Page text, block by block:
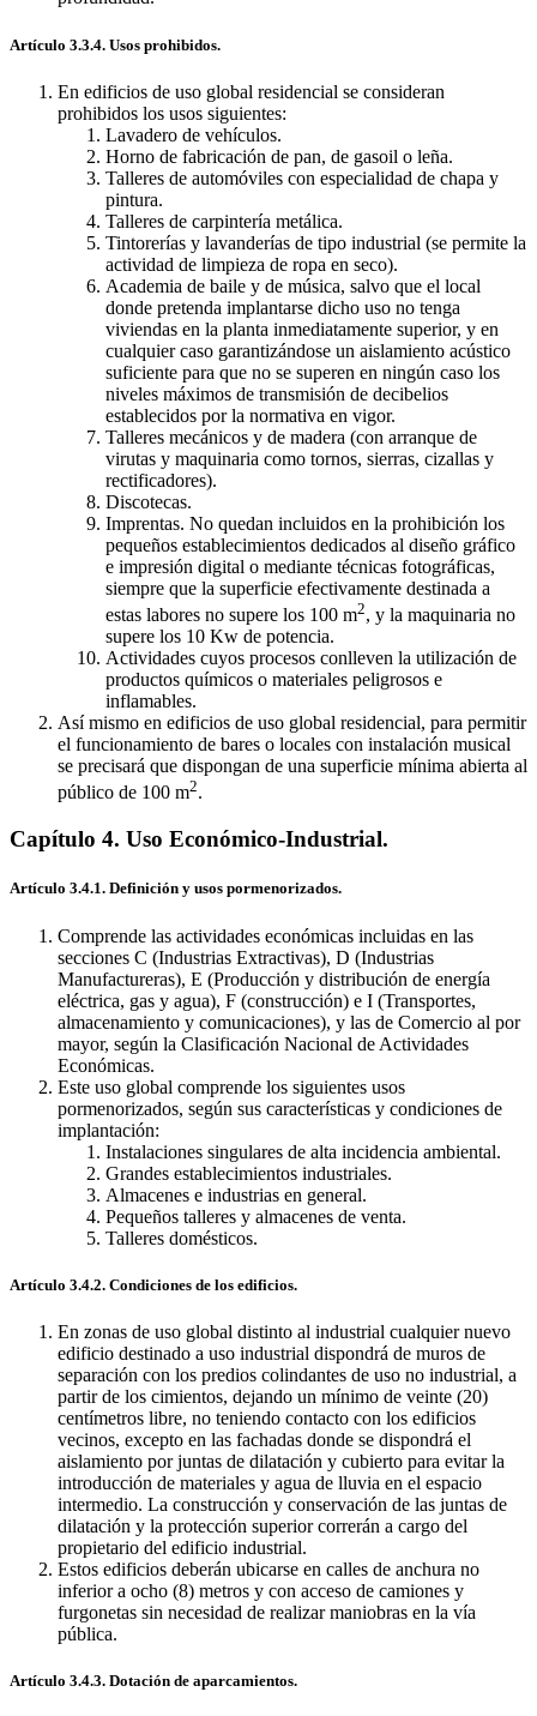
Artículo 3.3.4. Usos prohibidos.
En edificios de uso global residencial se consideran
prohibidos los usos siguientes:
Lavadero de vehículos.
Horno de fabricación de pan, de gasoil o leña.
Talleres de automóviles con especialidad de chapa y
pintura.
Talleres de carpintería metálica.
Tintorerías y lavanderías de tipo industrial (se permite la
actividad de limpieza de ropa en seco).
Academia de baile y de música, salvo que el local
donde pretenda implantarse dicho uso no tenga
viviendas en la planta inmediatamente superior, y en
cualquier caso garantizándose un aislamiento acústico
suficiente para que no se superen en ningún caso los
niveles máximos de transmisión de decibelios
establecidos por la normativa en vigor.
Talleres mecánicos y de madera (con arranque de
virutas y maquinaria como tornos, sierras, cizallas y
rectificadores).
Discotecas.
Imprentas. No quedan incluidos en la prohibición los
pequeños establecimientos dedicados al diseño gráfico
e impresión digital o mediante técnicas fotográficas,
siempre que la superficie efectivamente destinada a
estas labores no supere los 100 m2, y la maquinaria no
supere los 10 Kw de potencia.
Actividades cuyos procesos conlleven la utilización de
productos químicos o materiales peligrosos e
inflamables.
Así mismo en edificios de uso global residencial, para permitir
el funcionamiento de bares o locales con instalación musical
se precisará que dispongan de una superficie mínima abierta al
público de 100 m2.
Capítulo 4. Uso Económico-Industrial.
Artículo 3.4.1. Definición y usos pormenorizados.
Comprende las actividades económicas incluidas en las
secciones C (Industrias Extractivas), D (Industrias
Manufactureras), E (Producción y distribución de energía
eléctrica, gas y agua), F (construcción) e I (Transportes,
almacenamiento y comunicaciones), y las de Comercio al por
mayor, según la Clasificación Nacional de Actividades
Económicas.
Este uso global comprende los siguientes usos
pormenorizados, según sus características y condiciones de
implantación:
Instalaciones singulares de alta incidencia ambiental.
Grandes establecimientos industriales.
Almacenes e industrias en general.
Pequeños talleres y almacenes de venta.
Talleres domésticos.
Artículo 3.4.2. Condiciones de los edificios.
En zonas de uso global distinto al industrial cualquier nuevo
edificio destinado a uso industrial dispondrá de muros de
separación con los predios colindantes de uso no industrial, a
partir de los cimientos, dejando un mínimo de veinte (20)
centímetros libre, no teniendo contacto con los edificios
vecinos, excepto en las fachadas donde se dispondrá el
aislamiento por juntas de dilatación y cubierto para evitar la
introducción de materiales y agua de lluvia en el espacio
intermedio. La construcción y conservación de las juntas de
dilatación y la protección superior correrán a cargo del
propietario del edificio industrial.
Estos edificios deberán ubicarse en calles de anchura no
inferior a ocho (8) metros y con acceso de camiones y
furgonetas sin necesidad de realizar maniobras en la vía
pública.
Artículo 3.4.3. Dotación de aparcamientos.